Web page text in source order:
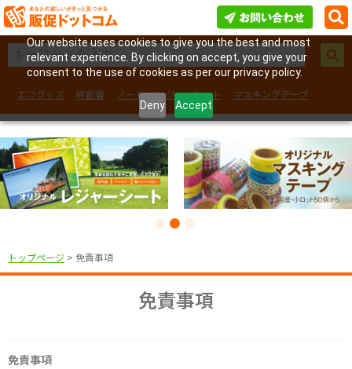
Our website uses cookies to give you the best and most
relevant experience. By clicking on accept, you give your
consent to the use of cookies as per our privacy policy.
Deny Accept
エコグッズ 絆創膏 ノート レジャーシート
マスキングテープ
フェイスシール
トップページ > 免責事項
免責事項
免責事項